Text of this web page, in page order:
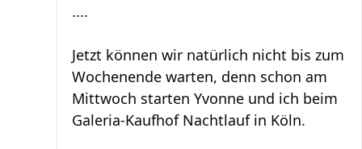
....
Jetzt können wir natürlich nicht bis zum
Wochenende warten, denn schon am
Mittwoch starten Yvonne und ich beim
Galeria-Kaufhof Nachtlauf in Köln.